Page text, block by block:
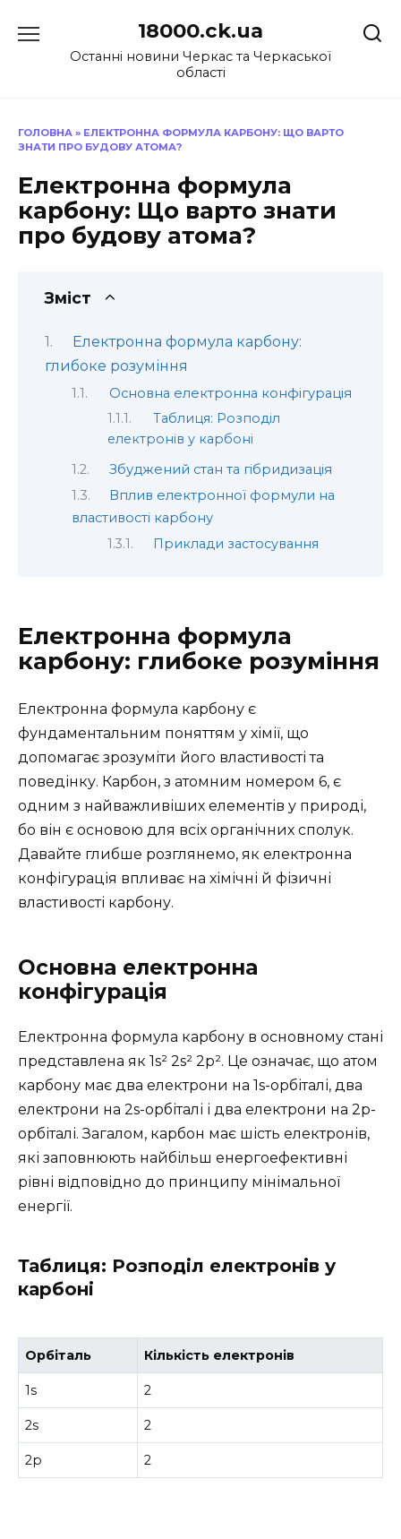
до
18000.ck.ua
Останні новини Черкас та Черкаської
області
ГОЛОВНА » ЕЛЕКТРОННА ФОРМУЛА КАРБОНУ: ЩО ВАРТО
ЗНАТИ ПРО БУДОВУ АТОМА?
Електронна формула
карбону: Що варто знати
про будову атома?
Зміст
Електронна формула карбону:
глибоке розуміння
Основна електронна конфігурація
Таблиця: Розподіл
електронів у карбоні
Збуджений стан та гібридизація
Вплив електронної формули на
властивості карбону
Приклади застосування
Електронна формула
карбону: глибоке розуміння
Електронна формула карбону є
фундаментальним поняттям у хімії, що
допомагає зрозуміти його властивості та
поведінку. Карбон, з атомним номером 6, є
одним з найважливіших елементів у природі,
бо він є основою для всіх органічних сполук.
Давайте глибше розглянемо, як електронна
конфігурація впливає на хімічні й фізичні
властивості карбону.
Основна електронна
конфігурація
Електронна формула карбону в основному стані
представлена як 1s² 2s² 2p². Це означає, що атом
карбону має два електрони на 1s-орбіталі, два
електрони на 2s-орбіталі і два електрони на 2p-
орбіталі. Загалом, карбон має шість електронів,
які заповнюють найбільш енергоефективні
рівні відповідно до принципу мінімальної
енергії.
Таблиця: Розподіл електронів у
карбоні
Орбіталь Кількість електронів
1s 2
2s 2
2p 2